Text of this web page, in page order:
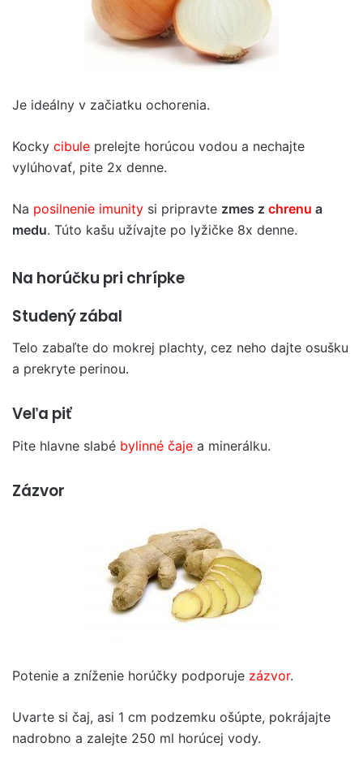
Je ideálny v začiatku ochorenia.
Kocky cibule prelejte horúcou vodou a nechajte
vylúhovať, pite 2x denne.
Na posilnenie imunity si pripravte zmes z chrenu a
medu. Túto kašu užívajte po lyžičke 8x denne.
Na horúčku pri chrípke
Studený zábal
Telo zabaľte do mokrej plachty, cez neho dajte osušku
a prekryte perinou.
Veľa piť
Pite hlavne slabé bylinné čaje a minerálku.
Zázvor
Potenie a zníženie horúčky podporuje zázvor.
Uvarte si čaj, asi 1 cm podzemku ošúpte, pokrájajte
nadrobno a zalejte 250 ml horúcej vody.